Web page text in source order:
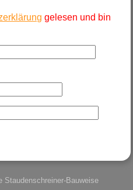
gelesen und bin
Staudenschreiner-Bauweise